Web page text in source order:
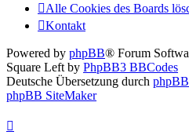
Alle Cookies des Boards
Kontakt
Powered by phpBB® Forum
Square Left by PhpBB3 BBCodes
Deutsche Übersetzung durch
phpBB SiteMaker